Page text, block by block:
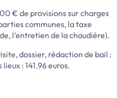
€ de provisions sur charges
communes, la taxe
l'entretien de la chaudière).
dossier, rédaction de bail :
: 141.96 euros.